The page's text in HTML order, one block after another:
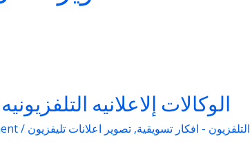
الوكالات إلاعلانيه
/ - افكار تسويقية,تصوير اعلانات تليفزيون